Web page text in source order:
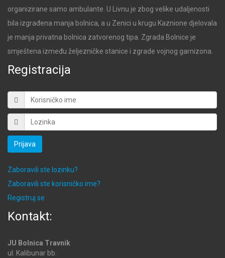
organizirane samo ambulante. U Livnu je zbog velike udaljenosti
bila izgrađena manja bolnica, a u Zenici u krugu Kaznione djelovala
je manja privatna bolnica zatvorenog tipa. Zgrada Bolnice je
smještena između željezničke stanice i zgrade vojnog garnizona.
Registracija
Prijava
Zaboravili ste lozinku?
Zaboravili ste korisničko ime?
Registruj se
Kontakt:
JU Bolnica Travnik
ul. Kalibunar bb.